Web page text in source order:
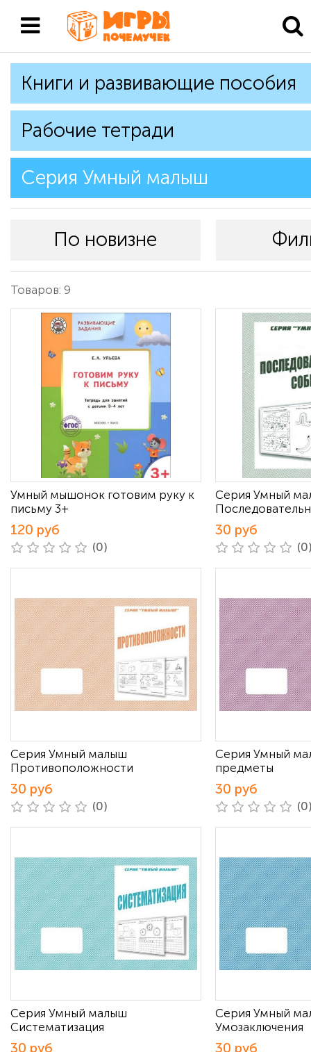
Книги и развивающие пособия
Рабочие тетради
Серия Умный малыш
По новизне
Товаров: 9
Умный мышонок готовим руку к
письму 3+
120 руб
(0)
Серия Умный
30 руб
Серия Умный малыш
Противоположности
30 руб
(0)
Серия Умный
предметы
30 руб
Серия Умный малыш
Систематизация
30 руб
Серия Умный
Умозаключения
30 руб